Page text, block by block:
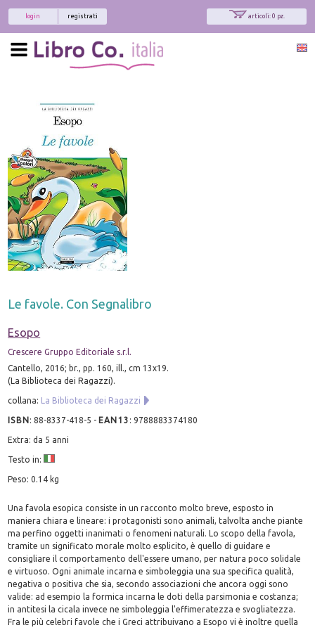
articoli: 0 pz.
registrati
login
Le favole. Con Segnalibro
Esopo
Crescere Gruppo Editoriale s.r.l.
Cantello, 2016; br., pp. 160, ill., cm 13x19.
(La Biblioteca dei Ragazzi).
collana: La Biblioteca dei Ragazzi
ISBN:88-8337-418-5 - EAN13 :9788883374180
Extra: da 5 anni
Testo in:
Peso: 0.14 kg
Una favola esopica consiste in un racconto molto breve, esposto in
maniera chiara e lineare: i protagonisti sono animali, talvolta anche piante
ma perfino oggetti inanimati o fenomeni naturali. Lo scopo della favola,
tramite un significato morale molto esplicito, è quello di guidare e
consigliare il comportamento dell'essere umano, per natura poco solidale
e virtuoso. Ogni animale incarna e simboleggia una sua specifica qualità,
negativa o positiva che sia, secondo associazioni che ancora oggi sono
valide: ad esempio la formica incarna le doti della parsimonia e costanza;
in antitesi la cicala invece ne simboleggia l'effimeratezza e svogliatezza.
Fra le più celebri favole che i Greci attribuivano a Esopo vi è inoltre quella